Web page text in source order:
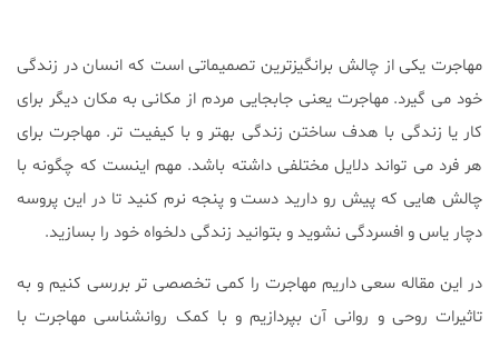
مهاجرت یکی از چالش برانگیزترین تصمیماتی است که انسان در زندگی
خود می گیرد. مهاجرت یعنی جابجایی مردم از مکانی به مکان دیگر برای
کار یا زندگی با هدف ساختن زندگی بهتر و با کیفیت تر. مهاجرت برای
هر فرد می تواند دلایل مختلفی داشته باشد. مهم اینست که چگونه با
چالش هایی که پیش رو دارید دست و پنجه نرم کنید تا در این پروسه
دچار یاس و افسردگی نشوید و بتوانید زندگی دلخواه خود را بسازید.
در این مقاله سعی داریم مهاجرت را کمی تخصصی تر بررسی کنیم و به
تاثیرات روحی و روانی آن بپردازیم و با کمک روانشناسی مهاجرت با